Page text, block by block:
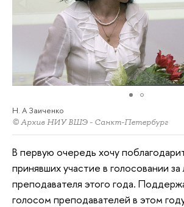
Н. А Заиченко
© Архив НИУ ВШЭ - Санкт-Петербург
В первую очередь хочу
принявших участие в голосовании за
преподавателя этого года.
голосом преподавателей в этом